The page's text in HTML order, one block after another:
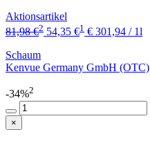
Aktionsartikel
81,98 €2 54,35 €1 € 301,94 / 1l
Schaum
Kenvue Germany GmbH (OTC)
-34%2
×